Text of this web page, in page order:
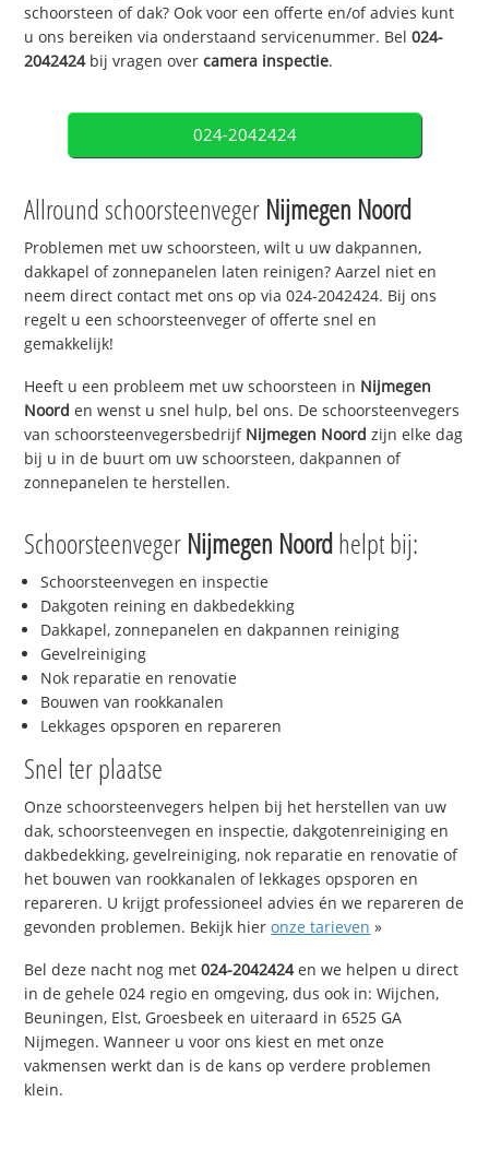
schoorsteen of dak? Ook voor een offerte en/of advies kunt
u ons bereiken via onderstaand servicenummer. Bel024-
2042424bij vragen overcamera inspectie.
024-2042424
Allround schoorsteenveger Nijmegen Noord
Problemen met uw schoorsteen, wilt u uw dakpannen,
dakkapel of zonnepanelen laten reinigen? Aarzel niet en
neem direct contact met ons op via 024-2042424. Bij ons
regelt u een schoorsteenveger of offerte snel en
gemakkelijk!
Heeft u een probleem met uw schoorsteen in Nijmegen
Noord en wenst u snel hulp, bel ons. De schoorsteenvegers
van schoorsteenvegersbedrijf Nijmegen Noord zijn elke dag
bij u in de buurt om uw schoorsteen, dakpannen of
zonnepanelen te herstellen.
Schoorsteenveger Nijmegen Noordhelpt bij:
Schoorsteenvegen en inspectie
Dakgoten reining en dakbedekking
Dakkapel, zonnepanelen en dakpannen reiniging
Gevelreiniging
Nok reparatie en renovatie
Bouwen van rookkanalen
Lekkages opsporen en repareren
Snel ter plaatse
Onze schoorsteenvegers helpen bij het herstellen van uw
dak, schoorsteenvegen en inspectie, dakgotenreiniging en
dakbedekking, gevelreiniging, nok reparatie en renovatie of
het bouwen van rookkanalen of lekkages opsporen en
repareren. U krijgt professioneel advies én we repareren de
gevonden problemen. Bekijk hieronze tarieven »
Bel deze nacht nog met024-2042424en we helpen u direct
in de gehele 024 regio en omgeving, dus ook in: Wijchen,
Beuningen, Elst, Groesbeek en uiteraard in 6525 GA
Nijmegen. Wanneer u voor ons kiest en met onze
vakmensen werkt dan is de kans op verdere problemen
klein.